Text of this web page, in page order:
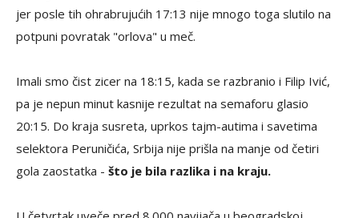
jer posle tih ohrabrujućih 17:13 nije mnogo toga slutilo na
potpuni povratak "orlova" u meč.
Imali smo čist zicer na 18:15, kada se razbranio i Filip Ivić,
pa je nepun minut kasnije rezultat na semaforu glasio
20:15. Do kraja susreta, uprkos tajm-autima i savetima
selektora Peruničića, Srbija nije prišla na manje od četiri
gola zaostatka - što je bila razlika i na kraju.